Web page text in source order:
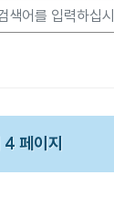
페이지